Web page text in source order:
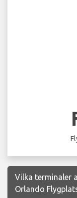
Vilka terminaler
Orlando